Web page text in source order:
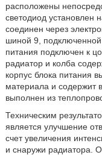
расположены
светодиод установлен
соединен через
шиной 9, подключенной
питания подключен к
радиатор и колба
корпус блока питания
материала и содержит
выполнен из
Техническим
является улучшение
счет увеличения
и снаружи радиатора.